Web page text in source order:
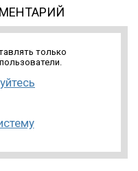
только